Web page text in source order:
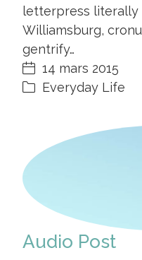
letterpress literally
Williamsburg,
gentrify…
14 mars 2015
Everyday Life
Audio Post